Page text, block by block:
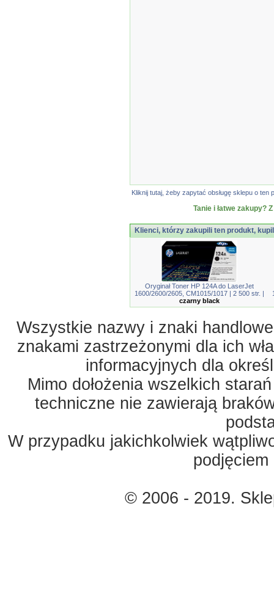
Kliknij tutaj, żeby zapytać obsługę sklepu o
Tanie i łatwe zakupy?
Klienci, którzy zakupili ten produkt,
Oryginał Toner HP 124A do LaserJet
1600/2600/2605, CM1015/1017 | 2 500 str. |
czarny black
Wszystkie nazwy i znaki
znakami zastrzeżonymi dla ich
informacyjnych dla
Mimo dołożenia wszelkich
techniczne nie zawierają
W przypadku jakichkolwiek
© 2006 - 2019.